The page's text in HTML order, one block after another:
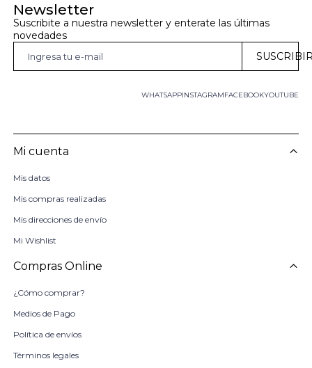
Newsletter
Suscribite a nuestra newsletter y enterate las últimas
novedades
WHATSAPP FACEBOOKYOUTUBE
INSTAGRAM
Mi cuenta
Mis datos
Mis compras realizadas
Mis direcciones de envío
Mi Wishlist
Compras Online
¿Cómo comprar?
Medios de Pago
Política de envíos
Términos legales